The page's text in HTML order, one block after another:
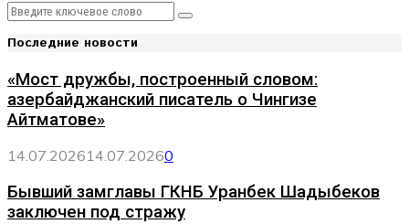
Search
for:
Search
Последние новости
«Мост дружбы, построенный словом:
азербайджанский писатель о Чингизе
Айтматове»
14.07.202614.07.20260
Бывший замглавы ГКНБ Уранбек Шадыбеков
заключен под стражу